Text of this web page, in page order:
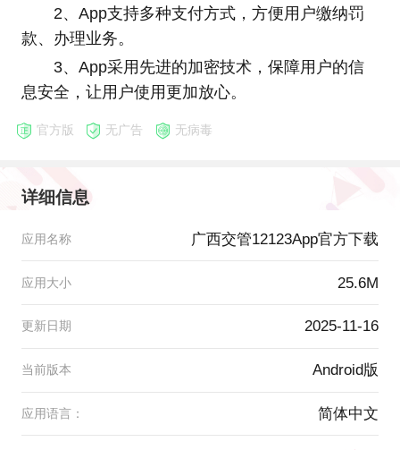
2、App支持多种支付方式，方便用户缴纳罚
款、办理业务。
3、App采用先进的加密技术，保障用户的信
息安全，让用户使用更加放心。
官方版 无广告 无病毒
详细信息
应用名称 广西交管12123App官方下载
应用大小 25.6M
更新日期 2025-11-16
当前版本 Android版
应用语言： 简体中文